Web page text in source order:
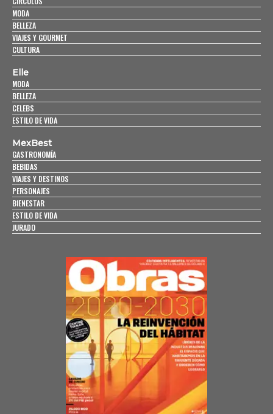
MODA
BELLEZA
VIAJES Y GOURMET
CULTURA
Elle
MODA
BELLEZA
CELEBS
ESTILO DE VIDA
MexBest
GASTRONOMÍA
BEBIDAS
VIAJES Y DESTINOS
PERSONAJES
BIENESTAR
ESTILO DE VIDA
JURADO